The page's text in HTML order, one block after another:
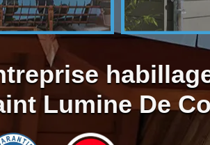
Lumine De